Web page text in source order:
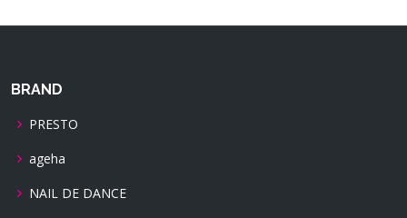
BRAND
PRESTO
ageha
NAIL DE DANCE